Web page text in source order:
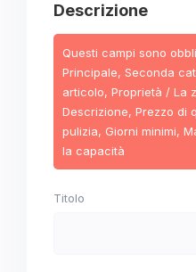
Descrizione
Questi campi sono
Principale, Seconda
articolo, Proprietà / La
Descrizione, Prezzo di
pulizia, Giorni minimi,
la capacità
Titolo